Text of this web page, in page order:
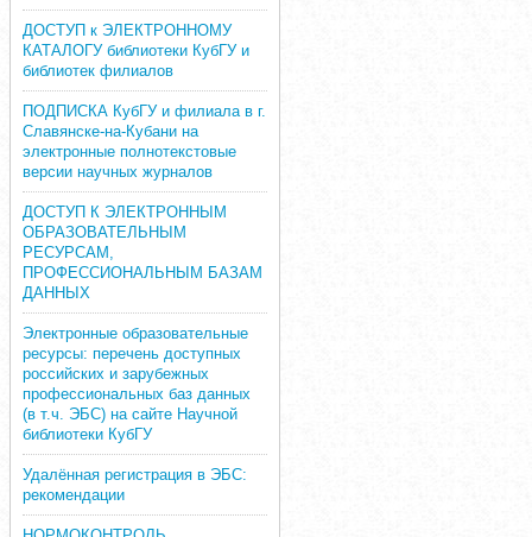
ДОСТУП к ЭЛЕКТРОННОМУ
КАТАЛОГУ библиотеки КубГУ и
библиотек филиалов
ПОДПИСКА КубГУ и филиала в г.
Славянске-на-Кубани на
электронные полнотекстовые
версии научных журналов
ДОСТУП К ЭЛЕКТРОННЫМ
ОБРАЗОВАТЕЛЬНЫМ
РЕСУРСАМ,
ПРОФЕССИОНАЛЬНЫМ БАЗАМ
ДАННЫХ
Электронные образовательные
ресурсы: перечень доступных
российских и зарубежных
профессиональных баз данных
(в т.ч. ЭБС) на сайте Научной
библиотеки КубГУ
Удалённая регистрация в ЭБС:
рекомендации